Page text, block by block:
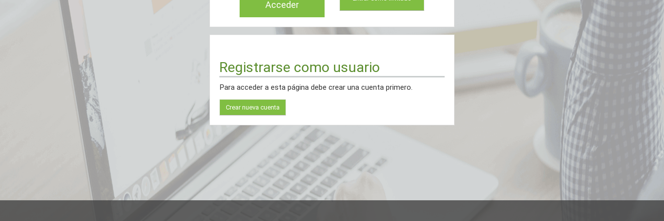
Acceder
Registrarse como usuario
Para acceder a esta página debe crear una cuenta primero.
Crear nueva cuenta